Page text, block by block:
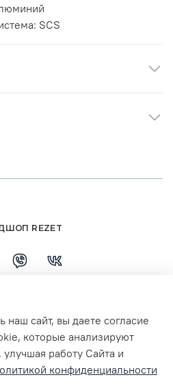
SCS
Республиканская, 7 ТЦ
3 этаж
REZET
наш сайт, вы даете согласие
которые анализируют
работу Сайта и
конфиденциальности